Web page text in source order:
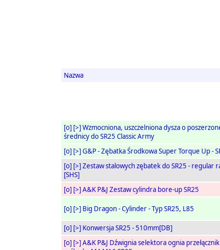
Nazwa
[o] [>]Wzmocniona, uszczelniona dysza o
średnicy do SR25 Classic Army
[o] [>]G&P - Zębatka Środkowa Super Torque Up -
[o] [>]Zestaw stalowych zębatek do SR25 - regular
[SHS]
[o] [>]A&K P&J Zestaw cylindra bore-up SR25
[o] [>] Big Dragon - Cylinder - Typ SR25, L85
[o] [>] Konwersja SR25 - 510mm[DB]
[o] [>]A&K P&J Dźwignia selektora ognia przełącznik